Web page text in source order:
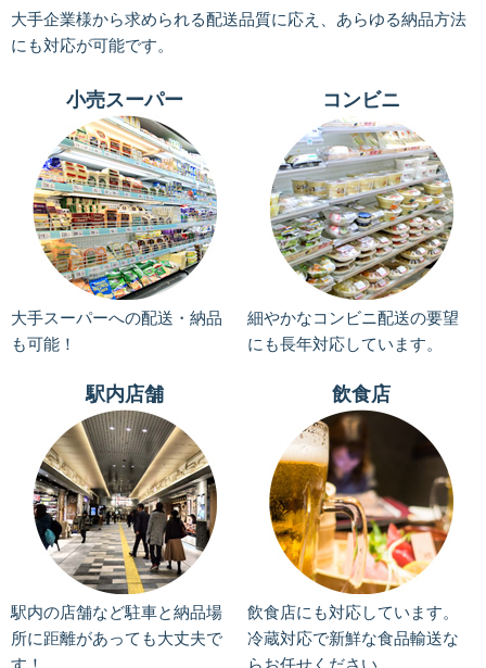
大手企業様から求められる配送品質に応え、あらゆる納品方法
にも対応が可能です。
小売スーパー
大手スーパーへの配送・納品
も可能！
コンビニ
細やかなコンビニ配送の要望
にも長年対応しています。
駅内店舗
駅内の店舗など駐車と納品場
所に距離があっても大丈夫で
飲食店
飲食店にも対応しています。
冷蔵対応で新鮮な食品輸送な